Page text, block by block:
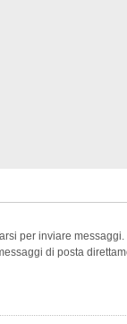
per inviare
di posta